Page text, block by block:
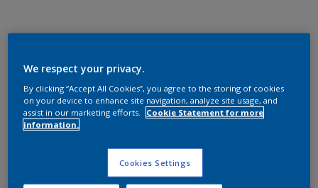
We respect your privacy.
By clicking “Accept All Cookies”, you agree to the storing of cookies
on your device to enhance site navigation, analyze site usage, and
assist in our marketing efforts.
Cookie Statement for more
information.
Cookies Settings